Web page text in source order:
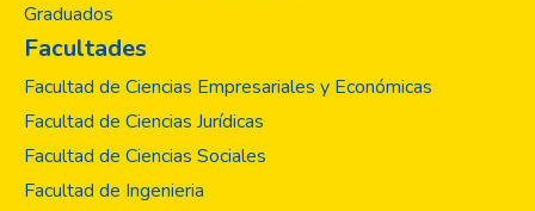
Graduados
Facultades
Facultad de Ciencias Empresariales y Económicas
Facultad de Ciencias Jurídicas
Facultad de Ciencias Sociales
Facultad de Ingenieria